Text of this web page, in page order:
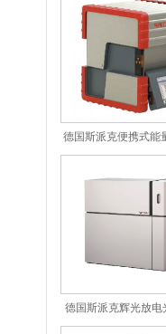
德国斯派克便携式能
线荧光分析仪
德国斯派克辉光放电
谱分析仪 型